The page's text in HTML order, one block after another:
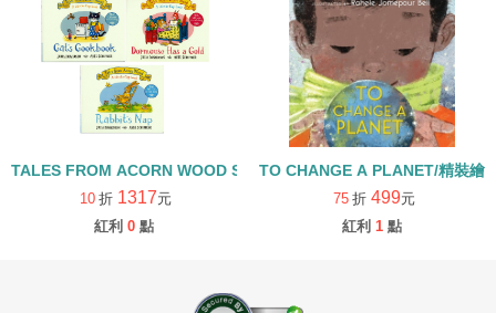
TALES FROM ACORN WOOD STORY COLLECTION 生活日常組/
10 折 1317元
紅利 0 點
TO CHANGE A PLANET/精裝繪
75 折 499元
紅利 1 點